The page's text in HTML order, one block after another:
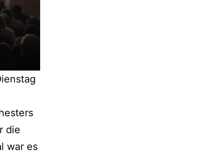
die
war es